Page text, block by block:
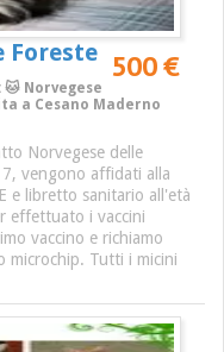
Foreste 500 €
🐱 Norvegese
a Cesano Maderno
Norvegese delle
vengono affidati alla
e libretto sanitario all'età
effettuato i vaccini
vaccino e richiamo
microchip. Tutti i micini